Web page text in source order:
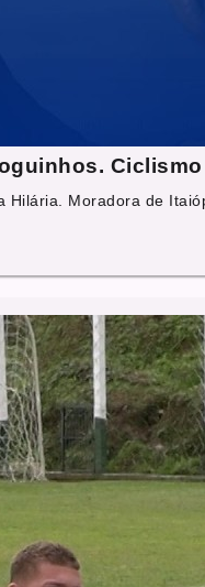
Hilária. Moradora de